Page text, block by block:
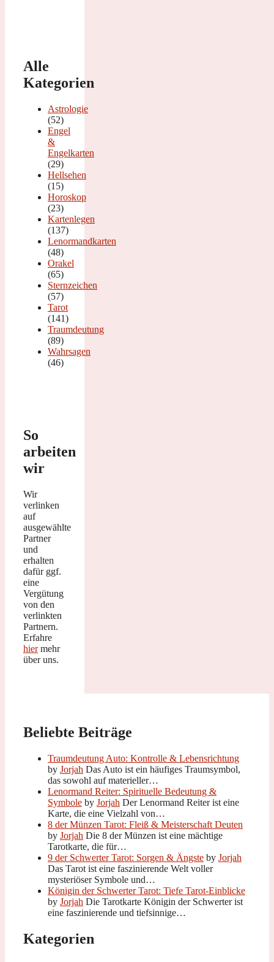
Alle
Kategorien
Astrologie
(52)
Engel
&
Engelkarten
(29)
Hellsehen
(15)
Horoskop
(23)
Kartenlegen
(137)
Lenormandkarten
(48)
Orakel
(65)
Sternzeichen
(57)
Tarot
(141)
Traumdeutung
(89)
Wahrsagen
(46)
So
arbeiten
wir
Wir
verlinken
auf
ausgewählte
Partner
und
erhalten
dafür ggf.
eine
Vergütung
von den
verlinkten
Partnern.
Erfahre
hiermehr
über uns.
Beliebte Beiträge
Traumdeutung Auto: Kontrolle & Lebensrichtung
by Jorjah Das Auto ist ein häufiges Traumsymbol,
das sowohl auf materieller…
Lenormand Reiter: Spirituelle Bedeutung &
Symbole by Jorjah Der Lenormand Reiter ist eine
Karte, die eine Vielzahl von…
8 der Münzen Tarot: Fleiß & Meisterschaft Deuten
by Jorjah Die 8 der Münzen ist eine mächtige
Tarotkarte, die für…
9 der Schwerter Tarot: Sorgen & Ängste by Jorjah
Das Tarot ist eine faszinierende Welt voller
mysteriöser Symbole und…
Königin der Schwerter Tarot: Tiefe Tarot-Einblicke
by Jorjah Die Tarotkarte Königin der Schwerter ist
eine faszinierende und tiefsinnige…
Kategorien